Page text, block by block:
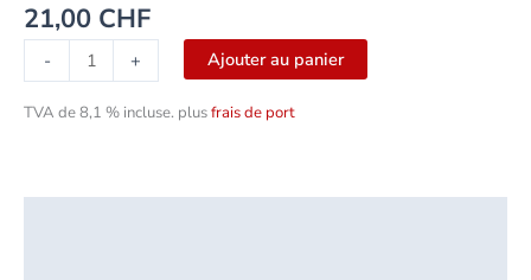
21,00 CHF
- + Ajouter au panier
TVA de 8,1 % incluse. plusfrais de port